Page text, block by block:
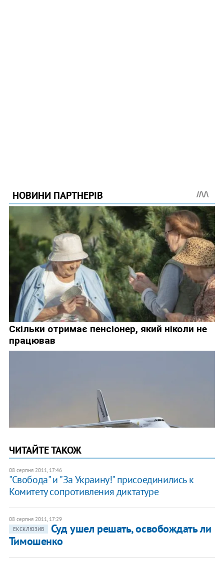
ЧИТАЙТЕ ТАКОЖ
08 серпня 2011, 17:46
"Свобода" и "За Украину!" присоединились к
Комитету сопротивления диктатуре
08 серпня 2011, 17:29
ЕКСКЛЮЗИВ
Суд ушел решать, освобождать ли
Тимошенко